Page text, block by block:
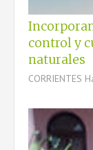
control y
naturales
CORRIENTES